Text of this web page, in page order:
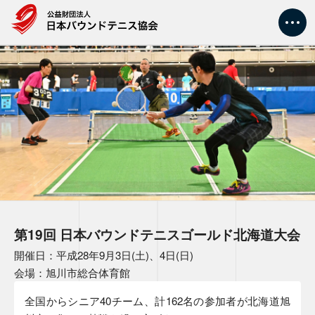
トップ
大会情報
協会情報
競技情報
指導者・審判
第19回 日本バウンドテニスゴールド北海道大会
開催日：平成28年9月3日(土)、4日(日)
会場：旭川市総合体育館
全国からシニア40チーム、計162名の参加者が北海道旭